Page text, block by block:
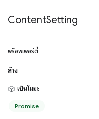
ContentSetting
พร็อพเพอร์ตี้
ล้าง
เป็นโมฆะ
Promise